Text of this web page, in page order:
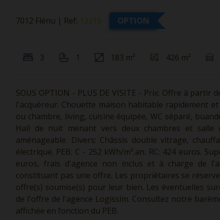
7012 Flénu | Ref: 13215 OPTION
3 1 183 m² 426 m²
SOUS OPTION - PLUS DE VISITE - Prix: Offre à
l'acquéreur. Chouette maison habitable rapidement
ou chambre, living, cuisine équipée, WC séparé,
Hall de nuit menant vers deux chambres et
aménageable. Divers: Châssis double vitrage,
électrique. PEB: C - 252 kWh/m².an. RC: 424 euros.
euros, frais d'agence non inclus et à charge de
constituant pas une offre. Les propriétaires se
offre(s) soumise(s) pour leur bien. Les éventuelles
de l'offre de l'agence Logissim. Consultez notre
affichée en fonction du PEB.